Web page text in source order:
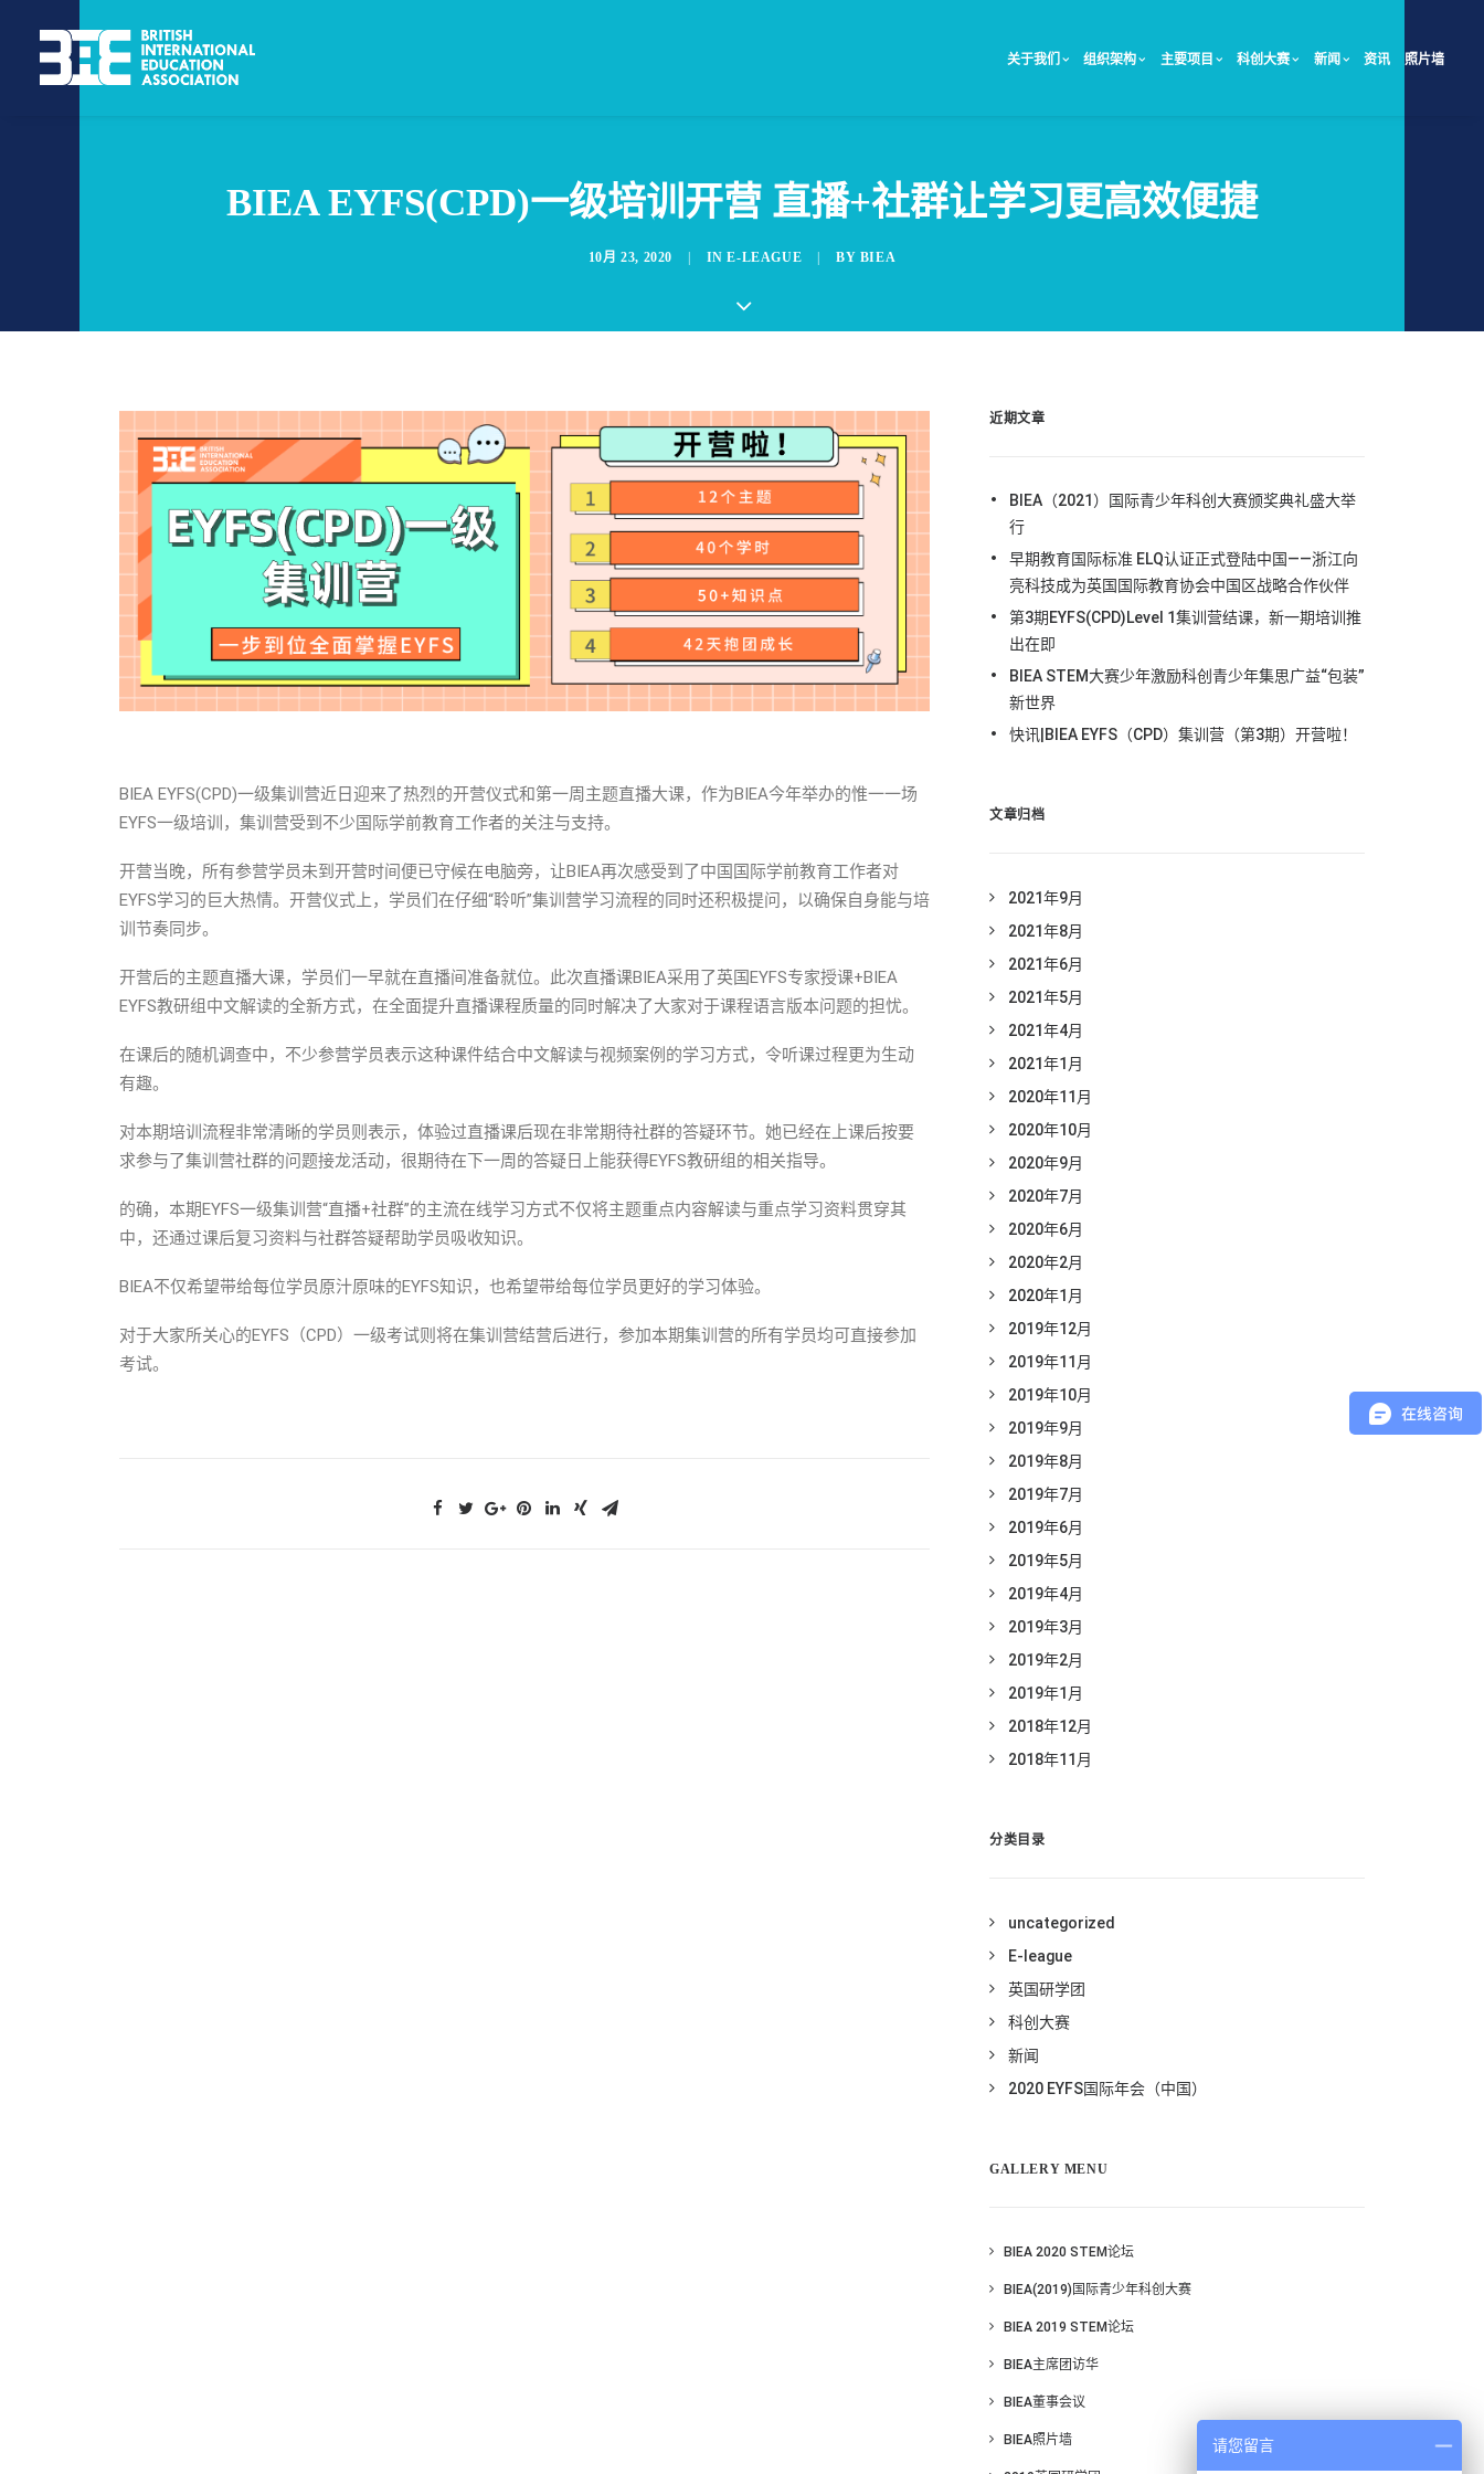
关于我们 组织架构 主要项目 科创大赛 新闻 资讯 照片墙
BIEA EYFS(CPD)一级培训开营 直播+社群让学习更高效便捷
10月 23, 2020 INE-LEAGUE BY BIEA
BIEA EYFS(CPD)一级集训营近日迎来了热烈的开营仪式和第一周主题直播大课，作为BIEA今年举办的惟一一场
EYFS一级培训，集训营受到不少国际学前教育工作者的关注与支持。
开营当晚，所有参营学员未到开营时间便已守候在电脑旁，让BIEA再次感受到了中国国际学前教育工作者对
EYFS学习的巨大热情。开营仪式上，学员们在仔细“聆听”集训营学习流程的同时还积极提问，以确保自身能与培
训节奏同步。
开营后的主题直播大课，学员们一早就在直播间准备就位。此次直播课BIEA采用了英国EYFS专家授课+BIEA
EYFS教研组中文解读的全新方式，在全面提升直播课程质量的同时解决了大家对于课程语言版本问题的担忧。
在课后的随机调查中，不少参营学员表示这种课件结合中文解读与视频案例的学习方式，令听课过程更为生动
有趣。
对本期培训流程非常清晰的学员则表示，体验过直播课后现在非常期待社群的答疑环节。她已经在上课后按要
求参与了集训营社群的问题接龙活动，很期待在下一周的答疑日上能获得EYFS教研组的相关指导。
的确，本期EYFS一级集训营“直播+社群”的主流在线学习方式不仅将主题重点内容解读与重点学习资料贯穿其
中，还通过课后复习资料与社群答疑帮助学员吸收知识。
BIEA不仅希望带给每位学员原汁原味的EYFS知识，也希望带给每位学员更好的学习体验。
对于大家所关心的EYFS（CPD）一级考试则将在集训营结营后进行，参加本期集训营的所有学员均可直接参加
考试。
近期文章
BIEA（2021）国际青少年科创大赛颁奖典礼盛大举
行
早期教育国际标准 ELQ认证正式登陆中国——浙江向
亮科技成为英国国际教育协会中国区战略合作伙伴
第3期EYFS(CPD)Level 1集训营结课，新一期培训推
出在即
BIEA STEM大赛少年激励科创青少年集思广益“包装”
新世界
快讯|BIEA EYFS（CPD）集训营（第3期）开营啦！
文章归档
2021年9月
2021年8月
2021年6月
2021年5月
2021年4月
2021年1月
2020年11月
2020年10月
2020年9月
2020年7月
2020年6月
2020年2月
2020年1月
2019年12月
2019年11月
2019年10月
2019年9月
2019年8月
2019年7月
2019年6月
2019年5月
2019年4月
2019年3月
2019年2月
2019年1月
2018年12月
2018年11月
分类目录
uncategorized
E-league
英国研学团
科创大赛
新闻
2020 EYFS国际年会（中国）
GALLERY MENU
BIEA 2020 STEM论坛
BIEA(2019)国际青少年科创大赛
BIEA 2019 STEM论坛
BIEA主席团访华
BIEA董事会议
BIEA照片墙 请您留言